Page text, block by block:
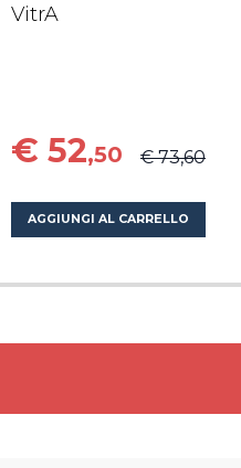
VitrA
€ 52,50 € 73,60
AGGIUNGI AL CARRELLO